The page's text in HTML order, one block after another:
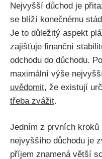
Nejvyšší důchod je
se blíží konečnému
Je to důležitý aspekt
zajišťuje finanční
odchodu do důchodu.
maximální výše
uvědomit, že existují
třeba zvážit.
Jedním z prvních
nejvyššího důchodu je
příjem znamená větší